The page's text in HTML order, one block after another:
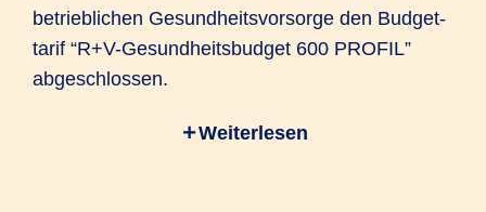
betrieblichen Gesundheitsvorsorge den Budget­
tarif “R+V-Gesund­heits­budget 600 PROFIL”
abgeschlossen.
Dadurch können Anna und die restliche
Weiterlesen